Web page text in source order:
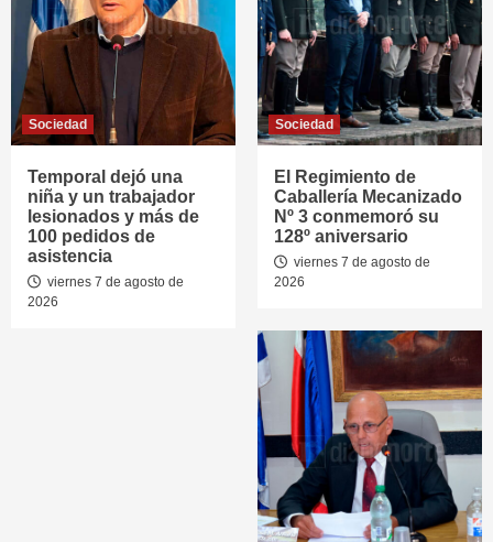
Sociedad
Temporal dejó una
niña y un trabajador
lesionados y más de
100 pedidos de
asistencia
viernes 7 de agosto de
2026
Sociedad
El Regimiento de
Caballería Mecanizado
Nº 3 conmemoró su
128º aniversario
viernes 7 de agosto de
2026